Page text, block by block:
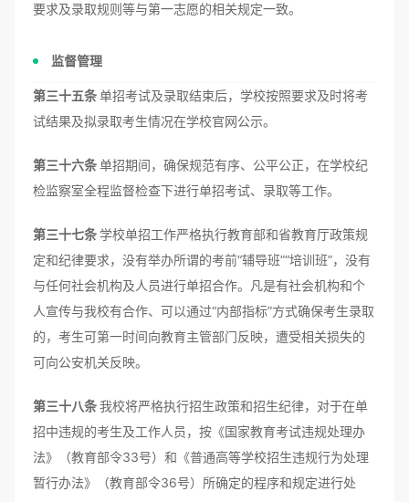
要求及录取规则等与第一志愿的相关规定一致。
监督管理
第三十五条单招考试及录取结束后，学校按照要求及时将考
试结果及拟录取考生情况在学校官网公示。
第三十六条单招期间，确保规范有序、公平公正，在学校纪
检监察室全程监督检查下进行单招考试、录取等工作。
第三十七条学校单招工作严格执行教育部和省教育厅政策规
定和纪律要求，没有举办所谓的考前“辅导班”“培训班”，没有
与任何社会机构及人员进行单招合作。凡是有社会机构和个
人宣传与我校有合作、可以通过“内部指标”方式确保考生录取
的，考生可第一时间向教育主管部门反映，遭受相关损失的
可向公安机关反映。
第三十八条我校将严格执行招生政策和招生纪律，对于在单
招中违规的考生及工作人员，按《国家教育考试违规处理办
法》（教育部令33号）和《普通高等学校招生违规行为处理
暂行办法》（教育部令36号）所确定的程序和规定进行处